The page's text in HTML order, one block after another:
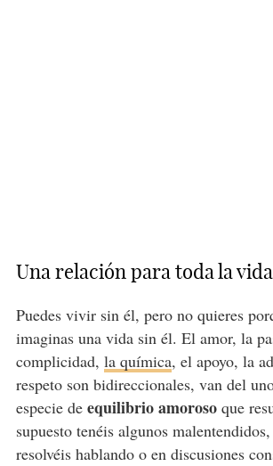
Una relación para toda la vida
Puedes vivir sin él, pero no quieres
imaginas una vida sin él. El amor, la
complicidad, la química, el apoyo, la
respeto son bidireccionales, van del
especie de equilibrio amorosoque
supuesto tenéis algunos
resolvéis hablando o en discusiones